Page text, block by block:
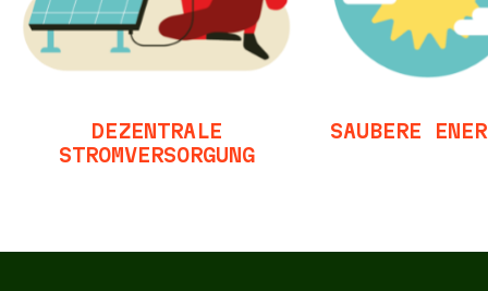
DEZENTRALE
STROMVERSORGUNG
SAUBERE